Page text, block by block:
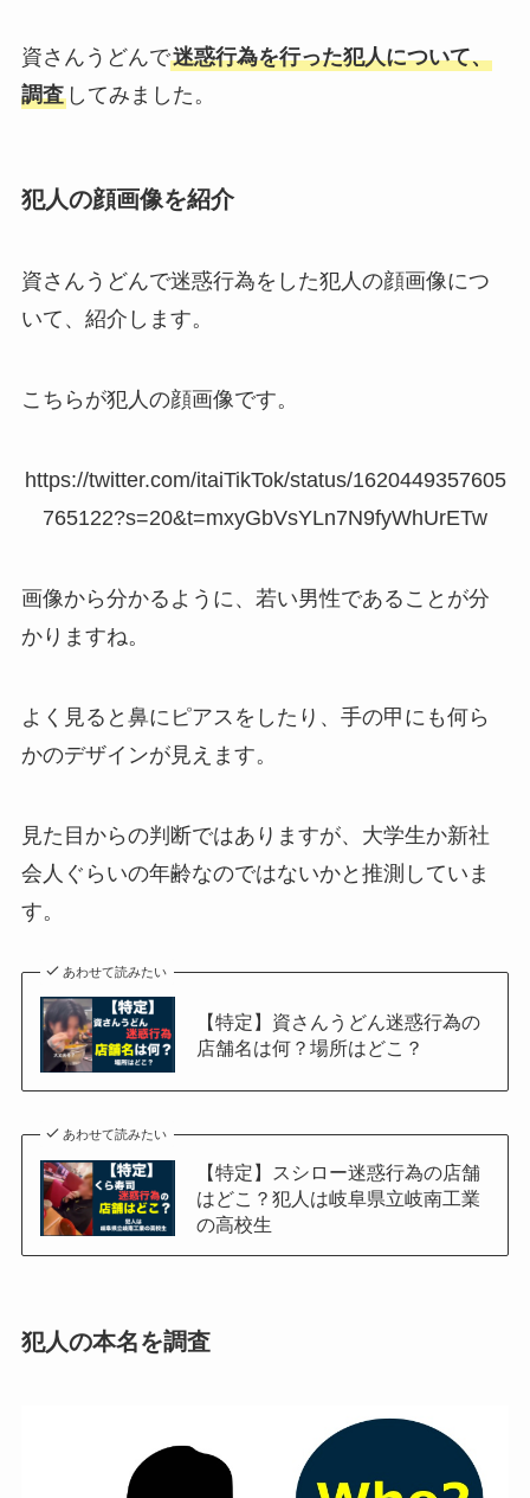
資さんうどんで迷惑行為を行った犯人について、
調査してみました。
犯人の顔画像を紹介
資さんうどんで迷惑行為をした犯人の顔画像につ
いて、紹介します。
こちらが犯人の顔画像です。
https://twitter.com/itaiTikTok/status/1620449357605
765122?s=20&t=mxyGbVsYLn7N9fyWhUrETw
画像から分かるように、若い男性であることが分
かりますね。
よく見ると鼻にピアスをしたり、手の甲にも何ら
かのデザインが見えます。
見た目からの判断ではありますが、大学生か新社
会人ぐらいの年齢なのではないかと推測していま
す。
あわせて読みたい
【特定】資さんうどん迷惑行為の
店舗名は何？場所はどこ？
あわせて読みたい
【特定】スシロー迷惑行為の店舗
はどこ？犯人は岐阜県立岐南工業
の高校生
犯人の本名を調査